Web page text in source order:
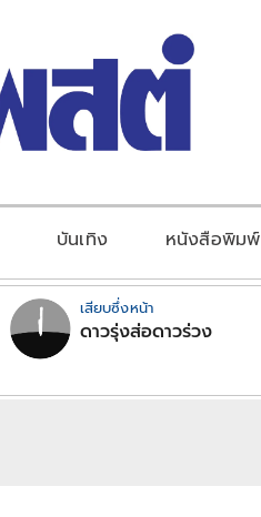
บันเทิง หนังสือพิมพ์
เสียบซึ่งหน้า
ดาวรุ่งส่อดาวร่วง